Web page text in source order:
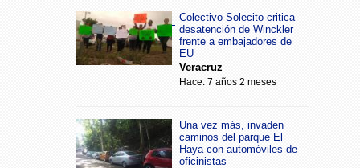
Colectivo Solecito critica
desatención de Winckler
frente a embajadores de
EU
Veracruz
Hace: 7 años 2 meses
Una vez más, invaden
caminos del parque El
Haya con automóviles de
oficinistas